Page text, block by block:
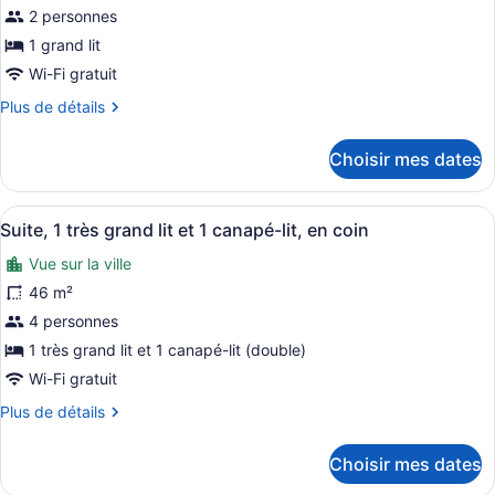
ce
type
de
chambre :
1
grand
lit
2 personnes
1 grand lit
Wi-Fi gratuit
Plus de détails
Plus
Chambre
Standard,
1
lit
Choisir mes dates
Afficher
toutes
les
photos
pour
ce
type
chambre :
Une chambre d’hôtel équipée
9
Suite, 1 très grand lit et 1 canapé-lit, en coin
Vue sur la ville
46 m²
4 personnes
1 très grand lit et 1 canapé-lit (double)
Wi-Fi gratuit
Plus de détails
Plus
Suite,
Choisir mes dates